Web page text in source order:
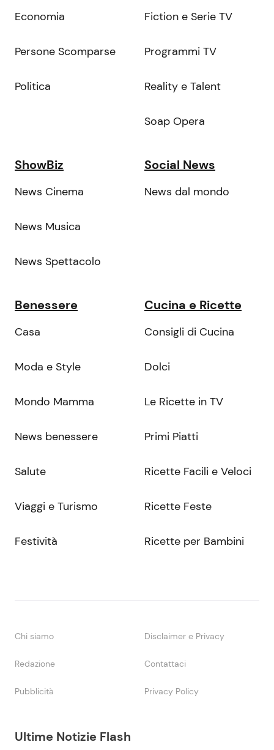
Ultime Notizie Flash
Economia
Persone Scomparse
Politica
Fiction e Serie TV
Programmi TV
Reality e Talent
Soap Opera
ShowBiz
News Cinema
News Musica
News Spettacolo
Social News
News dal mondo
Benessere
Casa
Moda e Style
Mondo Mamma
News benessere
Salute
Viaggi e Turismo
Festività
Cucina e Ricette
Consigli di Cucina
Dolci
Le Ricette in TV
Primi Piatti
Ricette Facili e Veloci
Ricette Feste
Ricette per Bambini
Chi siamo Disclaimer e Privacy
Redazione Contattaci
Pubblicità Privacy Policy